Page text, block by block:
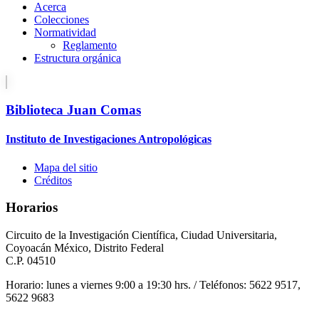
Acerca
Colecciones
Normatividad
Reglamento
Estructura orgánica
Biblioteca Juan Comas
Instituto de Investigaciones Antropológicas
Mapa del sitio
Créditos
Horarios
Circuito de la Investigación Científica, Ciudad Universitaria,
Coyoacán México, Distrito Federal
C.P. 04510
Horario: lunes a viernes 9:00 a 19:30 hrs. / Teléfonos: 5622 9517,
5622 9683